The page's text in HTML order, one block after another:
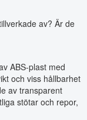
av? Är de
ABS-plast med
och viss hållbarhet
av transparent
stötar och repor,